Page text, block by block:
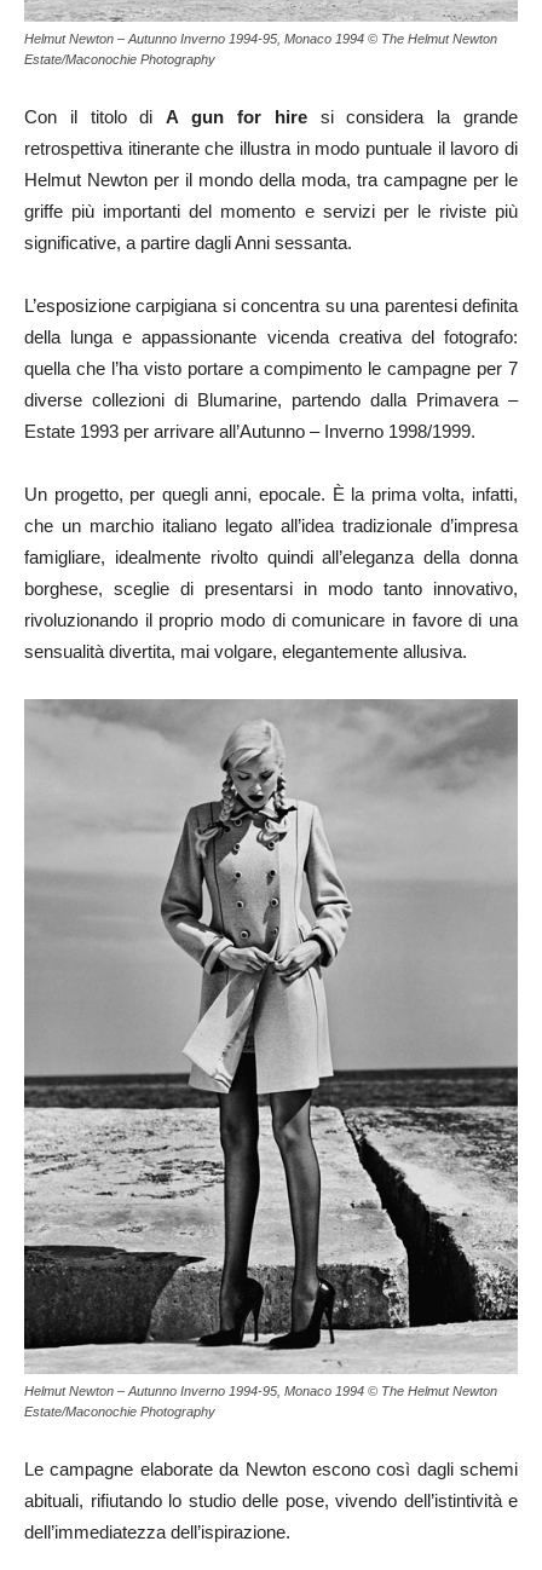
Helmut Newton – Autunno Inverno 1994-95, Monaco 1994 © The Helmut Newton
Estate/Maconochie Photography
Con il titolo diA gun for hiresi considera la grande
retrospettiva itinerante che illustra in modo puntuale il lavoro di
Helmut Newton per il mondo della moda, tra campagne per le
griffe più importanti del momento e servizi per le riviste più
significative, a partire dagli Anni sessanta.
L’esposizione carpigiana si concentra su una parentesi definita
della lunga e appassionante vicenda creativa del fotografo:
quella che l’ha visto portare a compimento le campagne per 7
diverse collezioni di Blumarine, partendo dalla Primavera –
Estate 1993 per arrivare all’Autunno – Inverno 1998/1999.
Un progetto, per quegli anni, epocale. È la prima volta, infatti,
che un marchio italiano legato all’idea tradizionale d’impresa
famigliare, idealmente rivolto quindi all’eleganza della donna
borghese, sceglie di presentarsi in modo tanto innovativo,
rivoluzionando il proprio modo di comunicare in favore di una
sensualità divertita, mai volgare, elegantemente allusiva.
Helmut Newton – Autunno Inverno 1994-95, Monaco 1994 © The Helmut Newton
Estate/Maconochie Photography
Le campagne elaborate da Newton escono così dagli schemi
abituali, rifiutando lo studio delle pose, vivendo dell’istintività e
dell’immediatezza dell’ispirazione.